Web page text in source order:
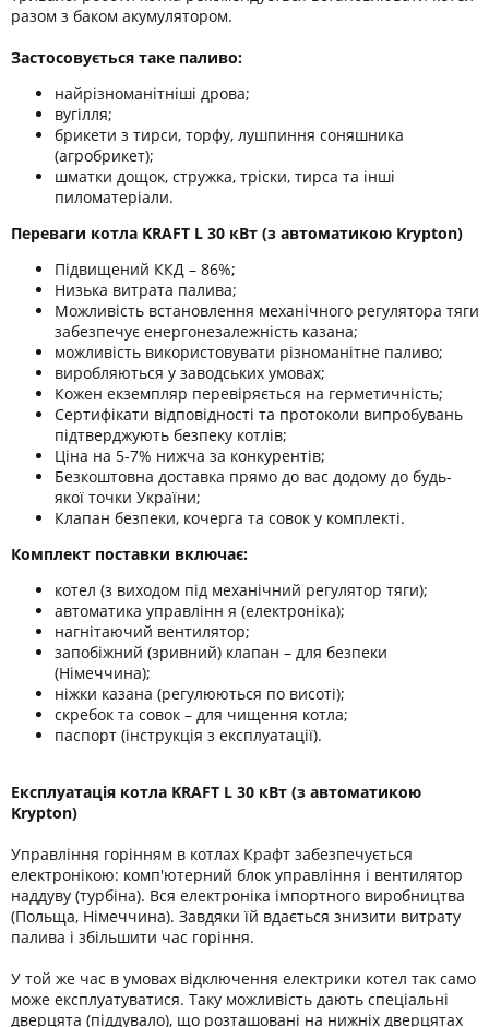
разом з баком акумулятором.
Застосовується таке паливо:
найрізноманітніші дрова;
вугілля;
брикети з тирси, торфу, лушпиння соняшника
(агробрикет);
шматки дощок, стружка, тріски, тирса та інші
пиломатеріали.
Переваги котла KRAFT L 30 кВт (з автоматикою Krypton)
Підвищений ККД – 86%;
Низька витрата палива;
Можливість встановлення механічного регулятора тяги
забезпечує енергонезалежність казана;
можливість використовувати різноманітне паливо;
виробляються у заводських умовах;
Кожен екземпляр перевіряється на герметичність;
Сертифікати відповідності та протоколи випробувань
підтверджують безпеку котлів;
Ціна на 5-7% нижча за конкурентів;
Безкоштовна доставка прямо до вас додому до будь-
якої точки України;
Клапан безпеки, кочерга та совок у комплекті.
Комплект поставки включає:
котел (з виходом під механічний регулятор тяги);
автоматика управлінн я (електроніка);
нагнітаючий вентилятор;
запобіжний (зривний) клапан – для безпеки
(Німеччина);
ніжки казана (регулюються по висоті);
скребок та совок – для чищення котла;
паспорт (інструкція з експлуатації).
Експлуатація котла KRAFT L 30 кВт (з автоматикою
Krypton)
Управління горінням в котлах Крафт забезпечується
електронікою: комп'ютерний блок управління і вентилятор
наддуву (турбіна). Вся електроніка імпортного виробництва
(Польща, Німеччина). Завдяки їй вдається знизити витрату
палива і збільшити час горіння.
У той же час в умовах відключення електрики котел так само
може експлуатуватися. Таку можливість дають спеціальні
дверцята (піддувало), що розташовані на нижніх дверцятах